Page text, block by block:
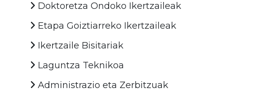
Doktoretza Ondoko Ikertzaileak
Etapa Goiztiarreko Ikertzaileak
Ikertzaile Bisitariak
Laguntza Teknikoa
Administrazio eta Zerbitzuak